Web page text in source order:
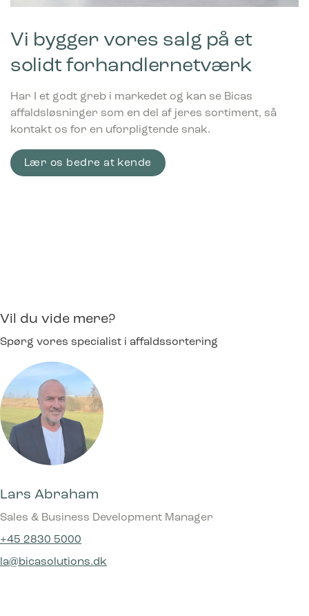
Vi bygger vores salg på et
solidt forhandlernetværk
Har I et godt greb i markedet og kan se Bicas
affaldsløsninger som en del af jeres sortiment, så
kontakt os for en uforpligtende snak.
Lær os bedre at kende
Vil du vide mere?
Spørg vores specialist i affaldssortering
Lars Abraham
Sales & Business Development Manager
+45 2830 5000
la@bicasolutions.dk